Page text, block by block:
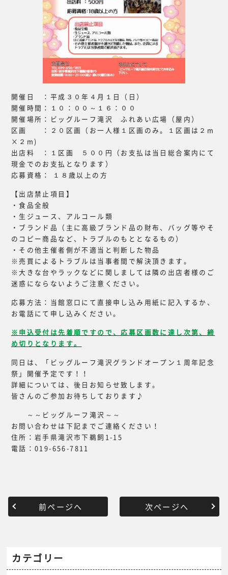
開催日 ：平成３０年４月１日（日）
開催時間：１０：００～１６：００
開催場所：ビッグルーフ滝沢 ふれあい広場（屋内）
区画 ：２０区画（お一人様１区画のみ。１区画は２m
×２m)
出店料 ：１区画 ５００円（お支払は当日総合案内にて
現金でのお支払となります）
応募資格： １８歳以上の方
【出店禁止項目】
・食品全般
・生ジュース、アルコール類
・ブランド品（主に高級ブランド品の財布、バッグ等やそ
のコピー商品など、トラブルのもととなるもの）
・その他主催者側が不適当と判断した物品
※売買によるトラブルは当事者間で解決頂きます。
※大きな台やラックなどに関しましては隣の出店者様のご
迷惑にならないようご注意ください。
応募方法：当館窓口にて直接申し込み用紙に記入するか、
お電話にて申し込みください。
※申込受付は先着順ですので、応募区画数に達し次第、締
め切りとなります。
同日は、「ビッグルーフ滝沢グランドオープン１周年記念
祭」開催予定です！！
詳細については、後日お知らせ致します。
皆さんのご参加お待ちしております♪
～～ビッグルーフ滝沢～～
お問い合わせは下記までご連絡ください！
住所：岩手県滝沢市下鵜飼1-15
電話：019-656-7811
前ページへ 次ページへ
カテゴリー